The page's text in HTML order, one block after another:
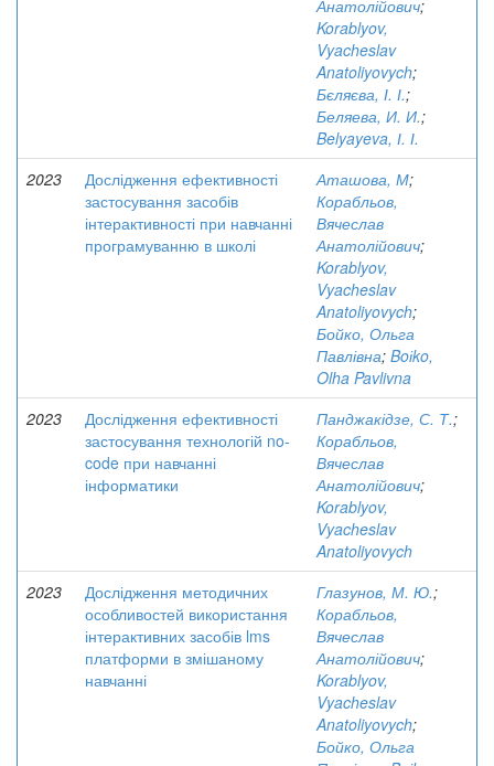
Анатолійович;
Korablyov,
Vyacheslav
Anatoliyovych;
Бєляєва, І. І.;
Беляева, И. И.;
Belyayeva, І. І.
2023
Дослідження ефективності
застосування засобів
інтерактивності при навчанні
програмуванню в школі
Аташова, М;
Корабльов,
Вячеслав
Анатолійович;
Korablyov,
Vyacheslav
Anatoliyovych;
Бойко, Ольга
Павлівна; Boіko,
Olha Pavlivna
2023
Дослідження ефективності
застосування технологій no-
code при навчанні
інформатики
Панджакідзе, С. Т.;
Корабльов,
Вячеслав
Анатолійович;
Korablyov,
Vyacheslav
Anatoliyovych
2023
Дослідження методичних
особливостей використання
інтерактивних засобів lms
платформи в змішаному
навчанні
Глазунов, М. Ю.;
Корабльов,
Вячеслав
Анатолійович;
Korablyov,
Vyacheslav
Anatoliyovych;
Бойко, Ольга